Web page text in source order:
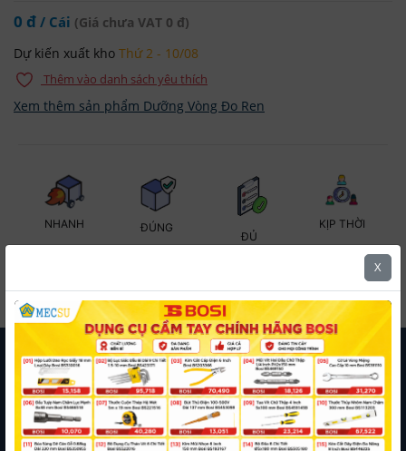
0 đ / Cái (Giá chưa VAT 0 đ)
Dự kiến xuất kho Thứ 2 - 10/08
Thêm vào danh sách yêu thích
Xem thêm sản phẩm Dưỡng Vòng Đo Ren
NHANH ĐÚNG
ĐỦ
KỊP THỜI
Mua Hàng Theo Danh Mục
Mua Hàng Theo Thương Hiệu
X